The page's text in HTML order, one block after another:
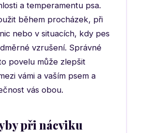
a temperamentu psa.
během procházek, při
nebo v situacích, kdy pes
vzrušení. Správné
povelu může zlepšit
vámi a vaším psem a
vás obou.
při nácviku